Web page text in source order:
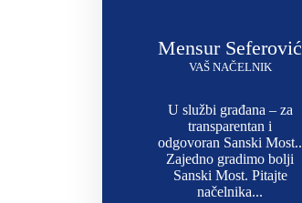
Mensur Seferović
VAŠ NAČELNIK
U službi građana – za
transparentan i
odgovoran Sanski Most..
Zajedno gradimo bolji
Sanski Most. Pitajte
načelnika...